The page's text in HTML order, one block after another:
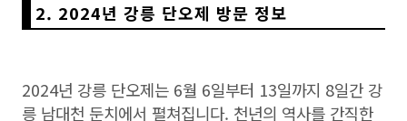
2. 2024년 강릉 단오제 방문 정보
2024년 강릉 단오제는 6월 6일부터 13일까지 8일간 강
릉 남대천 둔치에서 펼쳐집니다. 천년의 역사를 간직한